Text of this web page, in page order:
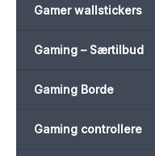
Gamer wallstickers
Gaming – Særtilbud
Gaming Borde
Gaming controllere